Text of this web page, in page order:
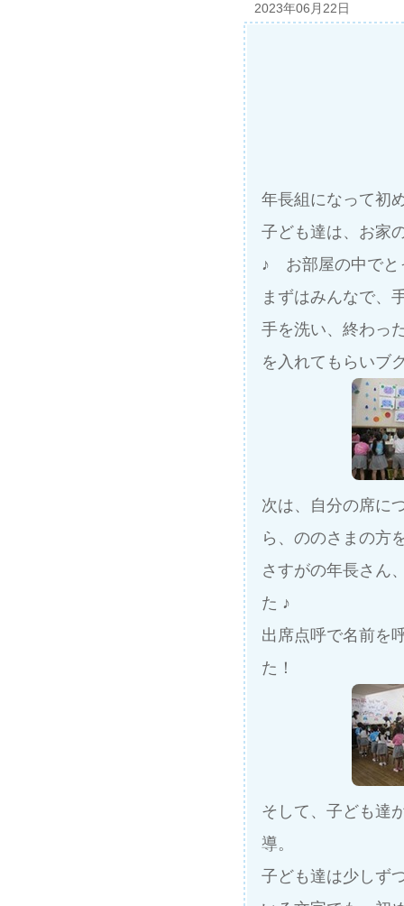
2023年06月22日
年長組になって初
子ども達は、お家
♪ お部屋の中でと
まずはみんなで、
手を洗い、終わっ
を入れてもらいブ
次は、自分の席に
ら、ののさまの方
さすがの年長さん
た ♪
出席点呼で名前を
た！
そして、子ども達
導。
子ども達は少しず